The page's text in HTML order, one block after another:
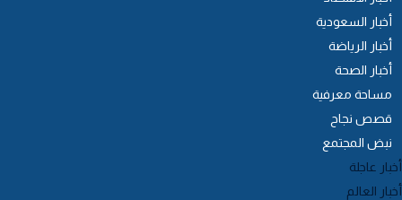
أخبار السعودية
أخبار الرياضة
أخبار الصحة
مساحة معرفية
قصص نجاح
نبض المجتمع
عاجلة
العالم